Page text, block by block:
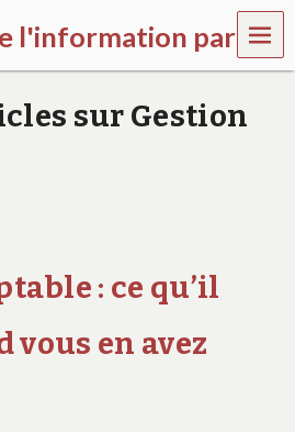
l'information par
MEN
U
sur Gestion
: ce qu’il
vous en avez